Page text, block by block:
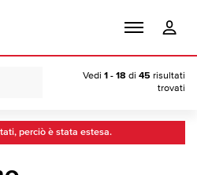
Vedi 1 - 18 di 45 risultati
trovati
perciò è stata estesa.